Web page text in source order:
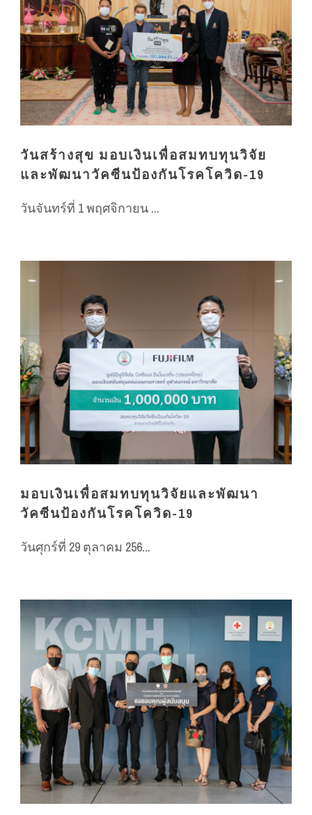
วันสร้างสุข มอบเงินเพื่อสมทบทุนวิจัย
และพัฒนาวัคซีนป้องกันโรคโควิด-19
วันจันทร์ที่ 1 พฤศจิกายน ...
มอบเงินเพื่อสมทบทุนวิจัยและพัฒนา
วัคซีนป้องกันโรคโควิด-19
วันศุกร์ที่ 29 ตุลาคม 256...